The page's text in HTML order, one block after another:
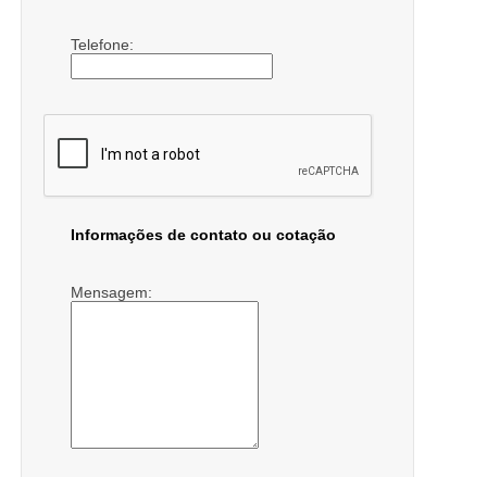
Telefone:
Informações de contato ou cotação
Mensagem: